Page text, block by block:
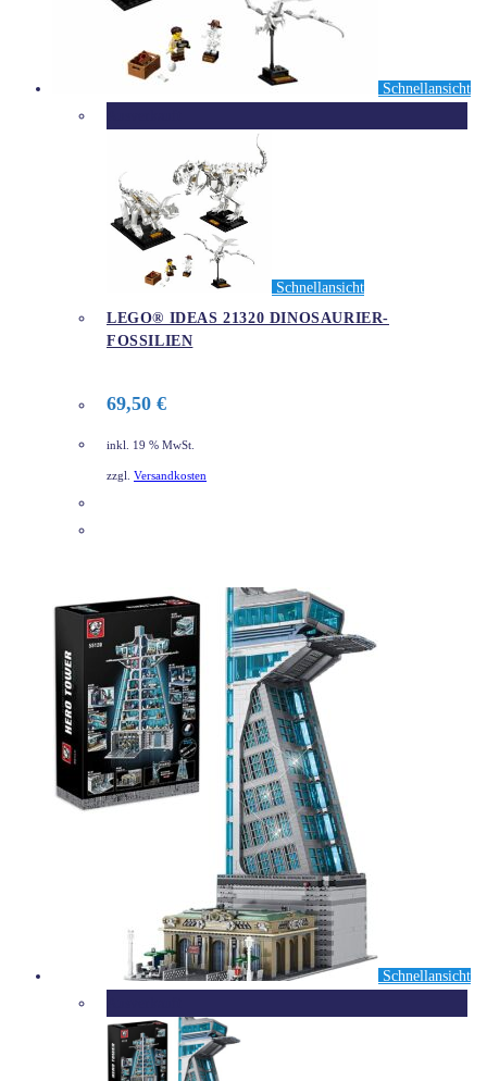
Schnellansicht
Schnellansicht
LEGO® IDEAS 21320 DINOSAURIER-
FOSSILIEN
69,50 €
inkl. 19 % MwSt.
zzgl. Versandkosten
Schnellansicht